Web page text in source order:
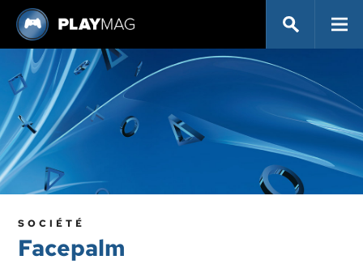
SOCIÉTÉ
Facepalm